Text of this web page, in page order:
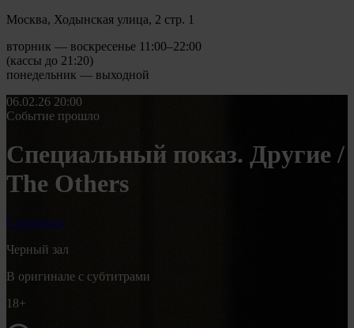
Москва, Ходынская улица, 2 стр. 1
вторник — воскресенье 11:00–22:00
(кассы до 21:20)
понедельник — выходной
06.02.26 20:00
Событие прошло
Специальный показ. Другие /
The Others
Спецпоказ
Черный зал
В оригинале с субтитрами
18+